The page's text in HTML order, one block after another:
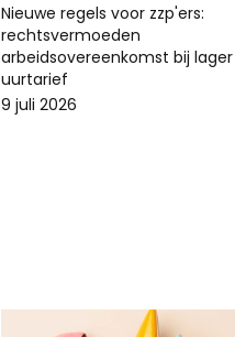
Nieuwe regels voor zzp'ers:
rechtsvermoeden
arbeidsovereenkomst bij lager
uurtarief
9 juli 2026